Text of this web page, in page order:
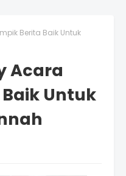
Berita Baik Untuk
Acara
Untuk